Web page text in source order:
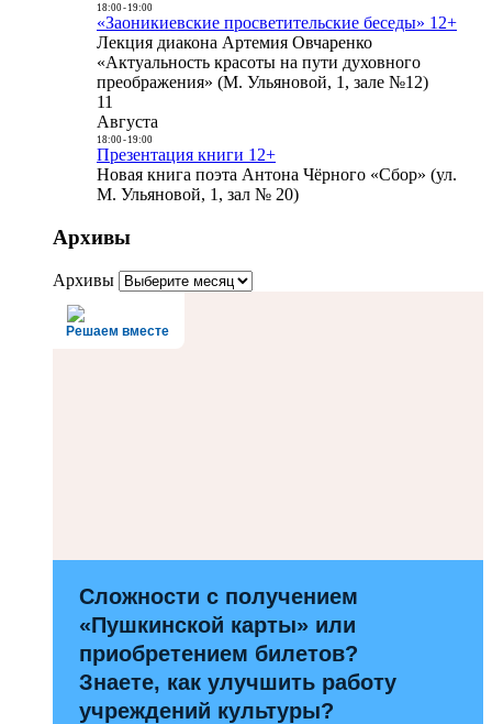
18:00- 19:00
«Заоникиевские просветительские беседы» 12+
Лекция диакона Артемия Овчаренко
«Актуальность красоты на пути духовного
преображения» (М. Ульяновой, 1, зале №12)
11
Августа
18:00- 19:00
Презентация книги 12+
Новая книга поэта Антона Чёрного «Сбор» (ул.
М. Ульяновой, 1, зал № 20)
Архивы
Архивы
Решаем вместе
Сложности с получением
«Пушкинской карты» или
приобретением билетов?
Знаете, как улучшить работу
учреждений культуры?